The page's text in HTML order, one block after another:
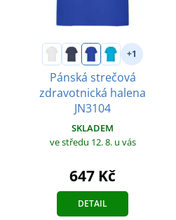
+1
Pánská strečová
zdravotnická halena
JN3104
SKLADEM
ve středu 12. 8. u vás
647 Kč
DETAIL